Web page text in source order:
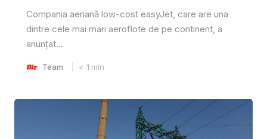
Compania aeriană low-cost easyJet, care are una
dintre cele mai mari aeroflote de pe continent, a
anunțat...
Team < 1 min